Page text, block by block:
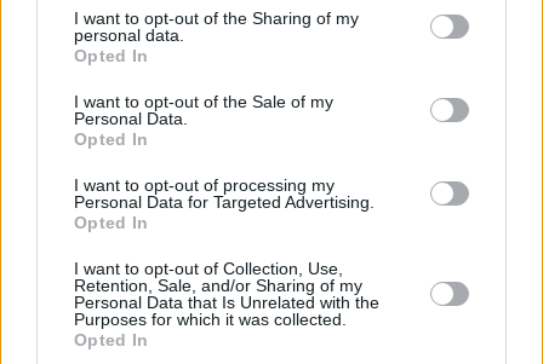
I want to opt-out of the Sharing of my
personal data.
Opted In
I want to opt-out of the Sale of my
Personal Data.
Opted In
I want to opt-out of processing my
Personal Data for Targeted Advertising.
Opted In
I want to opt-out of Collection, Use,
Retention, Sale, and/or Sharing of my
Personal Data that Is Unrelated with the
Purposes for which it was collected.
Opted In
Prima sport - co nabídne v prvním
vysílacím týdnu
Dovolená u moře•Bazény